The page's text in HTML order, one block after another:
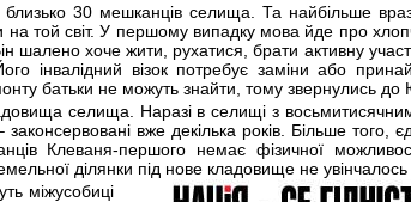
близько 30 мешканців селища. Та найбільше
на той світ. У першому випадку мова йде про
шалено хоче жити, рухатися, брати активну
інвалідний візок потребує заміни або
батьки не можуть знайти, тому звернулись
селища. Наразі в селищі з
вже декілька років. Більше того,
Клеваня-першого немає фізичної
ділянки під нове кладовище не увінчалось
міжусобиці, громадяни потопають у своїх